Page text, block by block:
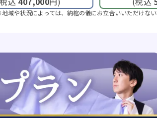
や状況によっては、納棺の儀にお立合いいただけない